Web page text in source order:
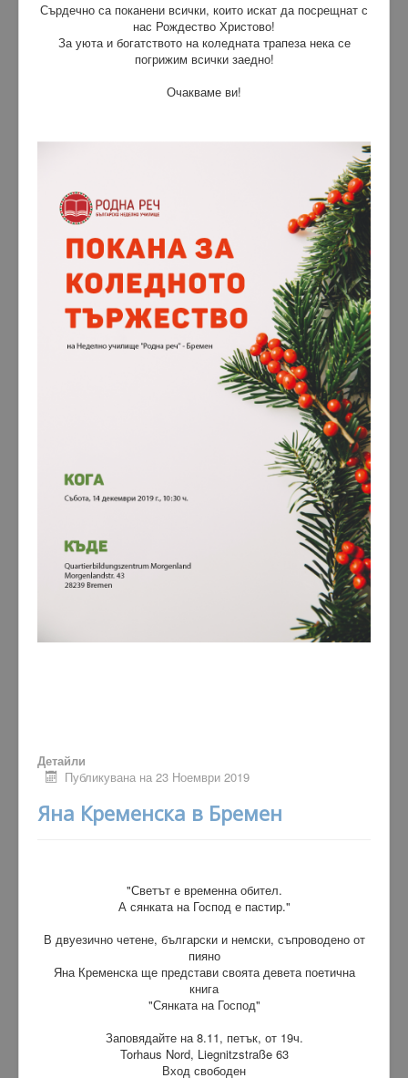
Сърдечно са поканени всички, които искат да посрещнат с
нас Рождество Христово!
За уюта и богатството на коледната трапеза нека се
погрижим всички заедно!
Очакваме ви!
Детайли
Публикувана на 23 Ноември 2019
Яна Кременска в Бремен
"Светът е временна обител.
А сянката на Господ е пастир."
В двуезично четене, български и немски, съпроводено от
пияно
Яна Кременска ще представи своята девета поетична
книга
"Сянката на Господ"
Заповядайте на 8.11, петък, от 19ч.
Torhaus Nord, Liegnitzstraße 63
Вход свободен